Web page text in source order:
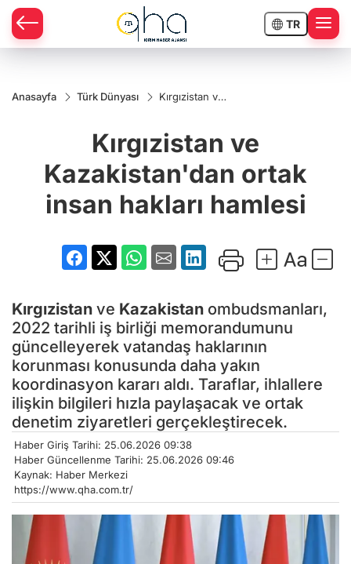
TR
Anasayfa Türk Dünyası
Kırgızistan ve
hakları hamlesi
Kırgızistan ve
Kazakistan'dan ortak
insan hakları hamlesi
Kırgızistan ve Kazakistan ombudsmanları,
2022 tarihli iş birliği memorandumunu
güncelleyerek vatandaş haklarının
korunması konusunda daha yakın
koordinasyon kararı aldı. Taraflar, ihlallere
ilişkin bilgileri hızla paylaşacak ve ortak
denetim ziyaretleri gerçekleştirecek.
Haber Giriş Tarihi: 25.06.2026 09:38
Haber Güncellenme Tarihi: 25.06.2026 09:46
Kaynak: Haber Merkezi
https://www.qha.com.tr/